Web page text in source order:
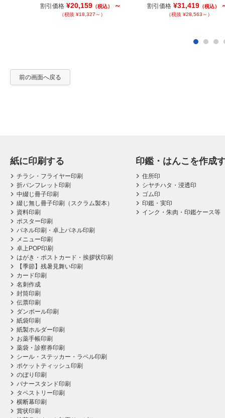
割引価格 ¥20,159 （税込） ～
（税抜 ¥18,327～）
割引価格 ¥31,419 （税込）
（税抜 ¥28,563～）
前の画面へ戻る
紙に印刷する
チラシ・フライヤー印刷
折パンフレット印刷
中綴じ冊子印刷
綴じ無し冊子印刷（スクラム製本）
資料印刷
ポスター印刷
パネル印刷・卓上パネル印刷
メニュー印刷
卓上POP印刷
はがき・ポストカード・挨拶状印刷
【季節】残暑見舞い印刷
カード印刷
名刺作成
封筒印刷
伝票印刷
ダンボール印刷
紙袋印刷
紙製ホルダー印刷
お薬手帳印刷
薬袋・診察券印刷
シール・ステッカー・ラベル印刷
ポケットティッシュ印刷
のぼり印刷
バナースタンド印刷
タペストリー印刷
横断幕印刷
賞状印刷
印鑑・はんこを作成
住所印
シヤチハタ・浸透印
ゴム印
印鑑・実印
インク・朱肉・印鑑ケース等